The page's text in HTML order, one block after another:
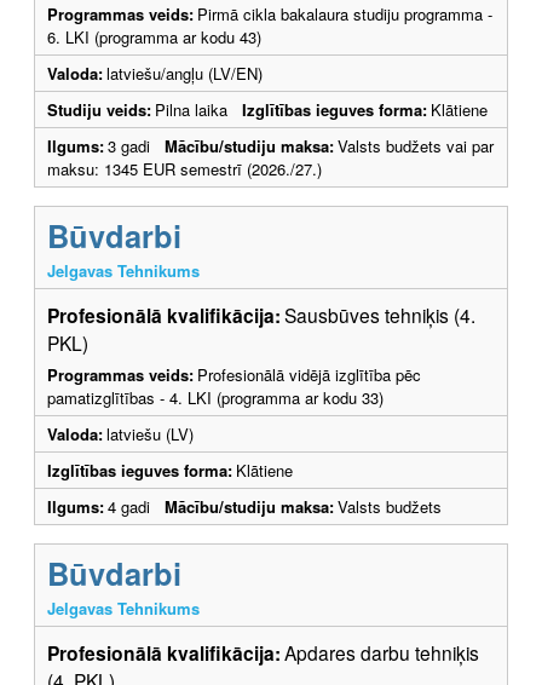
Programmas veids: Pirmā cikla bakalaura studiju programma -
6. LKI (programma ar kodu 43)
Valoda:latviešu/angļu (LV/EN)
Studiju veids: Pilna laika Izglītības ieguves forma: Klātiene
Ilgums:3 gadi Mācību/studiju maksa:Valsts budžets vai par
maksu: 1345 EUR semestrī (2026./27.)
Būvdarbi
Jelgavas Tehnikums
Profesionālā kvalifikācija:Sausbūves tehniķis (4.
PKL)
Programmas veids: Profesionālā vidējā izglītība pēc
pamatizglītības - 4. LKI (programma ar kodu 33)
Valoda:latviešu (LV)
Izglītības ieguves forma: Klātiene
Ilgums:4 gadi Mācību/studiju maksa:Valsts budžets
Būvdarbi
Jelgavas Tehnikums
Profesionālā kvalifikācija:Apdares darbu tehniķis